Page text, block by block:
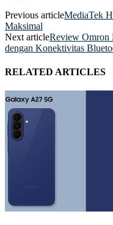
Previous articleMediaTek
Maksimal
Next articleReview Omron
dengan Konektivitas
RELATED ARTICLES